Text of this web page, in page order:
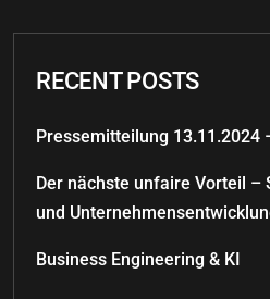
RECENT POSTS
Pressemitteilung 13.11.2024
Der nächste unfaire Vorteil
und
Business Engineering & KI